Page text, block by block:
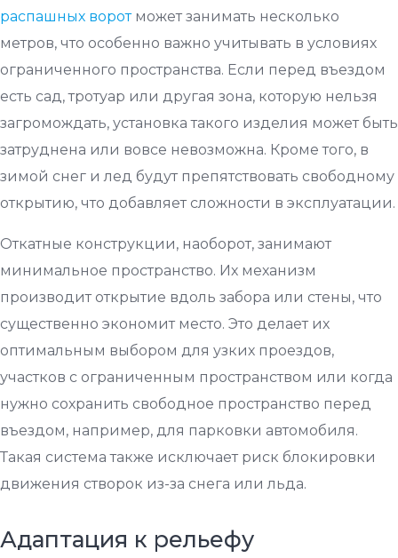
распашных воротможет занимать несколько
метров, что особенно важно учитывать в условиях
ограниченного пространства. Если перед въездом
есть сад, тротуар или другая зона, которую нельзя
загромождать, установка такого изделия может быть
затруднена или вовсе невозможна. Кроме того, в
зимой снег и лед будут препятствовать свободному
открытию, что добавляет сложности в эксплуатации.
Откатные конструкции, наоборот, занимают
минимальное пространство. Их механизм
производит открытие вдоль забора или стены, что
существенно экономит место. Это делает их
оптимальным выбором для узких проездов,
участков с ограниченным пространством или когда
нужно сохранить свободное пространство перед
въездом, например, для парковки автомобиля.
Такая система также исключает риск блокировки
движения створок из-за снега или льда.
Адаптация к рельефу